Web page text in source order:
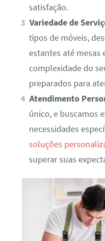
satisfação.
Variedade de
tipos de móveis,
estantes até mesas
complexidade do
preparados para
Atendimento
único, e buscamos
necessidades
soluções
superar suas